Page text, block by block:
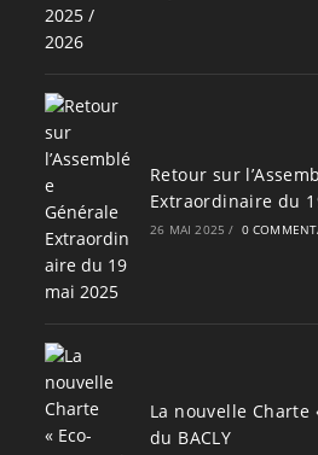
Retour sur
Extraordinaire du
26 MAI 2025 / 0
La nouvelle Charte
du BACLY